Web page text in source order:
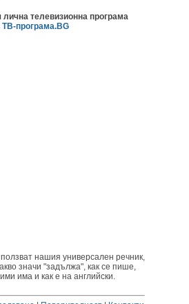
телевизионна програма
ТВ-програма.BG
нашия универсален речник,
значи "задължа", как се пише,
има и как е на английски.